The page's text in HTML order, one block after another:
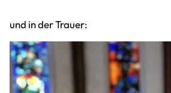
und in der Trauer: